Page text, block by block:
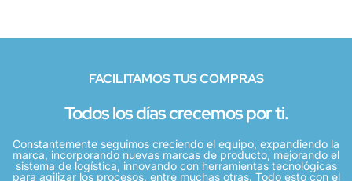
FACILITAMOS TUS COMPRAS
Todos los días crecemos por ti.
Constantemente seguimos creciendo el equipo, expandiendo la
marca, incorporando nuevas marcas de producto, mejorando el
sistema de logística, innovando con herramientas tecnológicas
para agilizar los procesos, entre muchas otras. Todo esto con el